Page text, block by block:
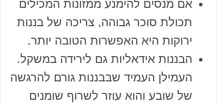
אם מנסים להימנע ממזונות המכילים
תכולת סוכר גבוהה, צריכה של בננות
ירוקות היא האפשרות הטובה יותר.
הבננות אידאליות גם לירידה במשקל.
העמילן העמיד שבבננות גורם להרגשה
של שובע והוא עוזר לשרוף שומנים